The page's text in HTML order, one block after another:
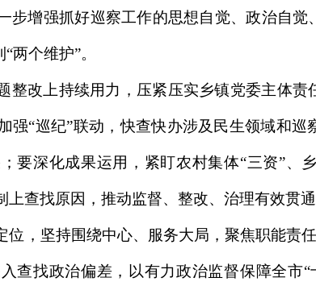
步增强抓好巡察工作的思想自觉、政治自
两个维护”。
整改上持续用力，压紧压实乡镇党委主体
强“巡纪”联动，快查快办涉及民生领域和
要深化成果运用，紧盯农村集体“三资”、
查找原因，推动监督、整改、治理有效贯通
，坚持围绕中心、服务大局，聚焦职能责
查找政治偏差，以有力政治监督保障全市